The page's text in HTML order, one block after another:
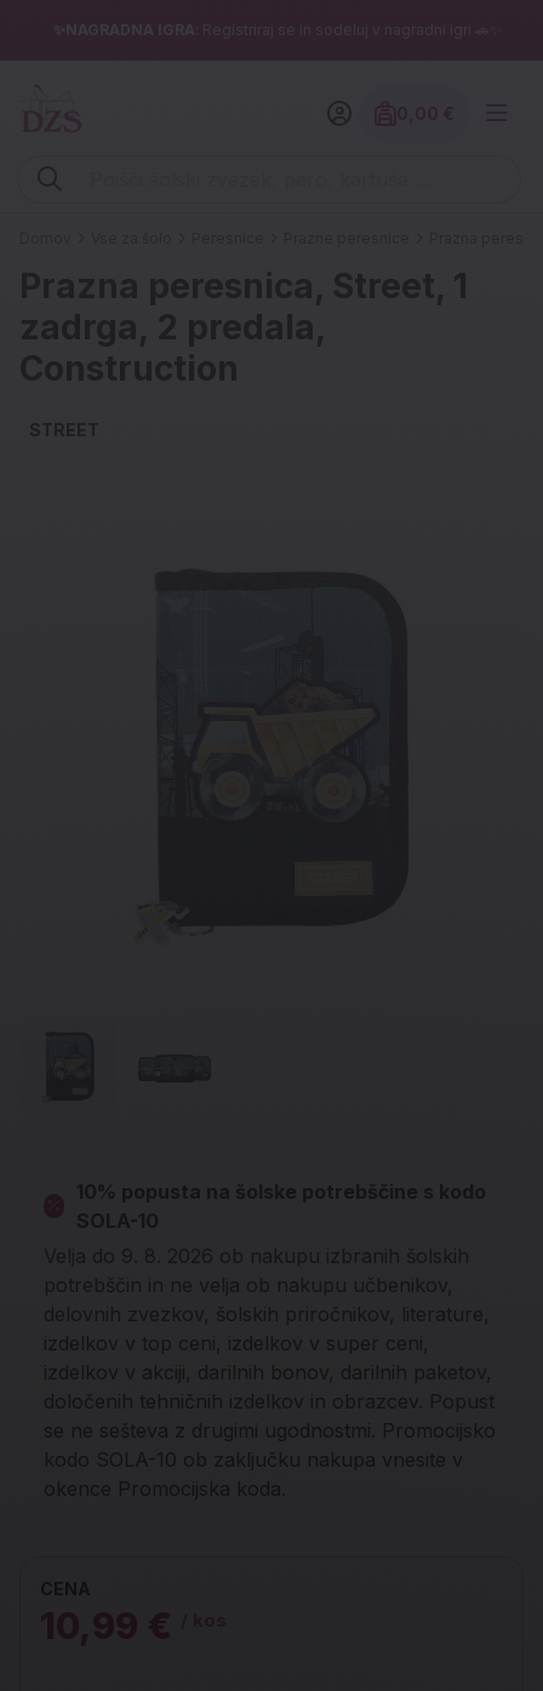
✨NAGRADNA IGRA : Registriraj se in sodeluj v nagradni igri 🚗✨
Vpišite iskalni niz (šolski zvezek, pero, kartuše ...)
Znesek
Prazna peresnica, Street, 1
zadrga, 2 predala,
Construction
STREET
10% popusta na šolske potrebščine s kodo
SOLA-10
Velja do 9. 8. 2026 ob nakupu izbranih šolskih
potrebščin in ne velja ob nakupu učbenikov,
delovnih zvezkov, šolskih priročnikov, literature,
izdelkov v top ceni, izdelkov v super ceni,
izdelkov v akciji, darilnih bonov, darilnih paketov,
določenih tehničnih izdelkov in obrazcev. Popust
se ne sešteva z drugimi ugodnostmi. Promocijsko
kodo SOLA-10 ob zaključku nakupa vnesite v
okence Promocijska koda.
CENA
10,99 €